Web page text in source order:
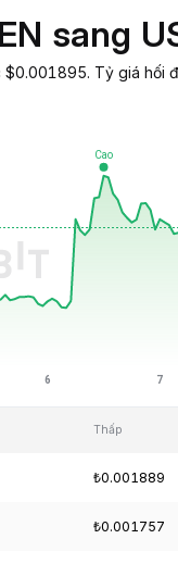
sang
Tỷ giá
Thấp
₺0.001889
₺0.001757